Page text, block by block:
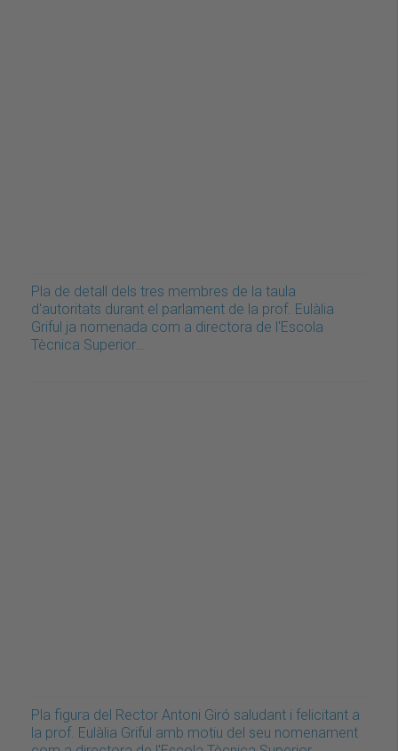
Pla de detall dels tres membres de la taula
d'autoritats durant el parlament de la prof. Eulàlia
Griful ja nomenada com a directora de l'Escola
Tècnica Superior…
Pla figura del Rector Antoni Giró saludant i felicitant a
la prof. Eulàlia Griful amb motiu del seu nomenament